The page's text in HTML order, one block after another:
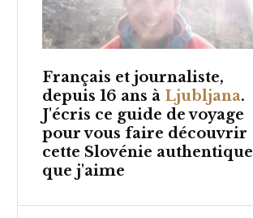
Français et journaliste,
depuis 16 ans à Ljubljana.
J'écris ce guide de voyage
pour vous faire découvrir
cette Slovénie authentique
que j'aime